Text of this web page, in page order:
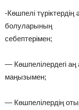
-Көшпелі түріктердің
болуларының
себептерімен;
— Көшпелілердегі аң
маңызымен;
— Көшпелілердің